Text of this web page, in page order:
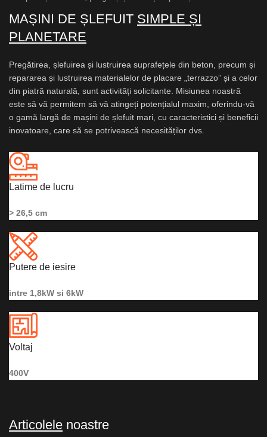
MAȘINI DE ȘLEFUIT SIMPLE ȘI
PLANETARE
Pregătirea, șlefuirea și lustruirea suprafețele din beton, precum și
repararea și lustruirea materialelor de placare „terrazzo” și a celor
din piatră naturală, sunt activități solicitante. Misiunea noastră
este să vă permitem să vă atingeți potențialul maxim, oferindu-vă
o gamă largă de mașini de șlefuit mari, cu caracteristici și beneficii
inovatoare, care să se potrivească necesităților dvs.
Latime de lucru
> 26,5 cm
Putere de iesire
intre 1,8kW si 6kW
Voltaj
400V
Articolele noastre